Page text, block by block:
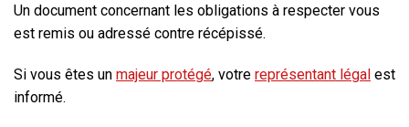
Un document concernant les obligations à respecter vous
est remis ou adressé contre récépissé.
Si vous êtes un majeur protégé, votre représentant légal est
informé.